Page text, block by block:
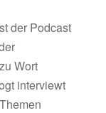
der Podcast
Wort
interviewt